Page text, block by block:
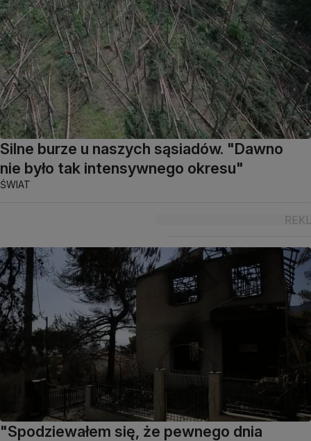
Silne burze u naszych sąsiadów. "Dawno
nie było tak intensywnego okresu"
ŚWIAT
"Spodziewałem się, że pewnego dnia